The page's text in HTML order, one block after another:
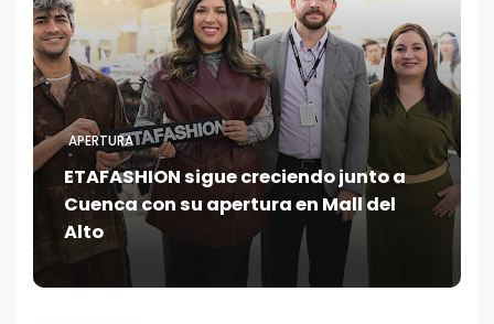
APERTURA
ETAFASHION sigue creciendo junto a
Cuenca con su apertura en Mall del
Alto